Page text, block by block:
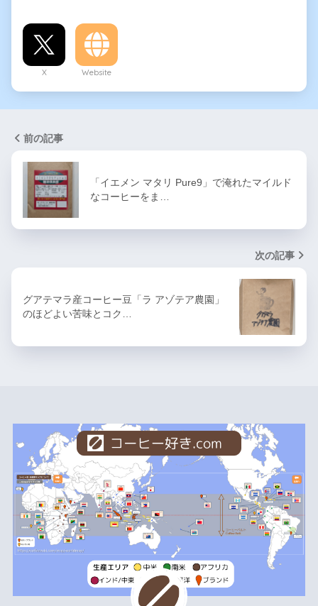
X Website
前の記事
「イエメン マタリ Pure9」で淹れたマイルド
なコーヒーをま…
次の記事
グアテマラ産コーヒー豆「ラ アゾテア農園」
のほどよい苦味とコク…